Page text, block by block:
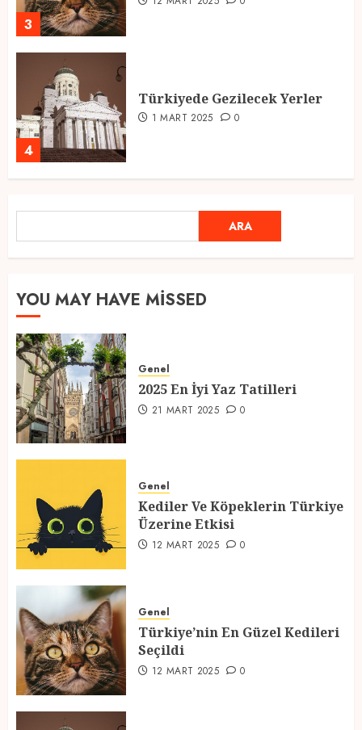
3
4
Türkiyede Gezilecek Yerler
1 MART 2025 0
Ramazan Ayı 2025: Manevi
Atmosfer ve Özel Hazırlıklar
1
21 MART 2025
2
Üzerine Etkisi
12 MART 2025 0
3
Seçildi
12 MART 2025 0
ARA
YOU MAY HAVE MISSED
Genel
2025 En İyi Yaz Tatilleri
21 MART 2025 0
Genel
Kediler Ve Köpeklerin Türkiye
Üzerine Etkisi
12 MART 2025 0
Genel
Türkiye’nin En Güzel Kedileri
Seçildi
12 MART 2025 0